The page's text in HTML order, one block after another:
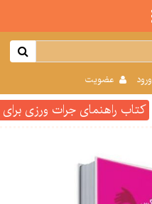
ورود عضویت
کتاب راهنمای جرات ورزی برای